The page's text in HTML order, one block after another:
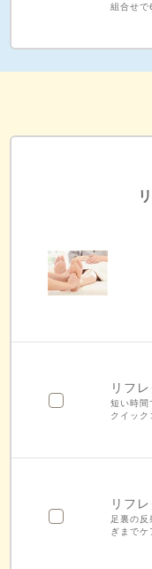
組合せで
リフ
短い時間
クイック
リフ
足裏の反
ぎまでケ